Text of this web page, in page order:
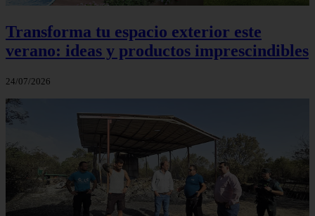
Transforma tu espacio exterior este
verano: ideas y productos imprescindibles
24/07/2026